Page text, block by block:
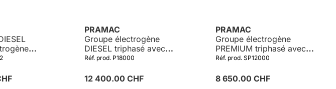
PRAMAC
Groupe électrogène
DIESEL triphasé avec
démarrage électrique
Réf. prod. P18000
12 400.00 CHF
PRAMAC
Groupe électrogène
PREMIUM triphasé avec
AVR
Réf. prod. SP12000
8 650.00 CHF